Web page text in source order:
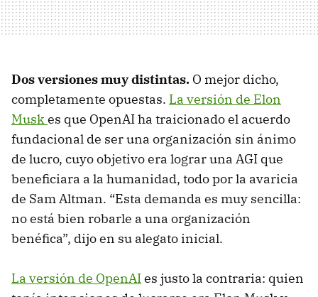
Dos versionesmuy distintas. O mejor dicho,
completamente opuestas. La versión de Elon
Muskes que OpenAI ha traicionado el acuerdo
fundacional de ser una organización sin ánimo
de lucro, cuyo objetivo era lograr una AGI que
beneficiara a la humanidad, todo por la avaricia
de Sam Altman. “Esta demanda es muy sencilla:
no está bien robarle a una organización
benéfica”, dijo en su alegato inicial.
La versión de OpenAIes justo la contraria: quien